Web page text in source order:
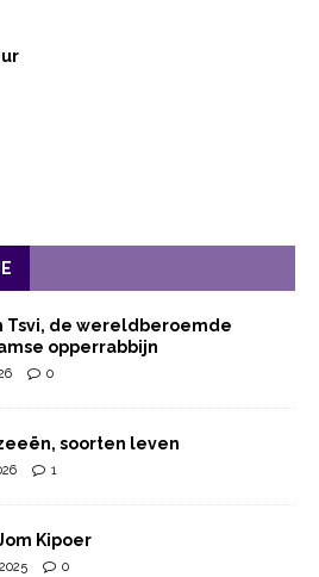
Tsvi, de wereldberoemde
opperrabbijn
0
soorten leven
1
Kipoer
0